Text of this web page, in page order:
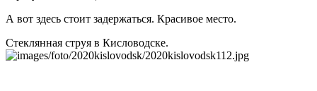
А вот здесь стоит задержаться. Красивое место.
Стеклянная струя в Кисловодске.